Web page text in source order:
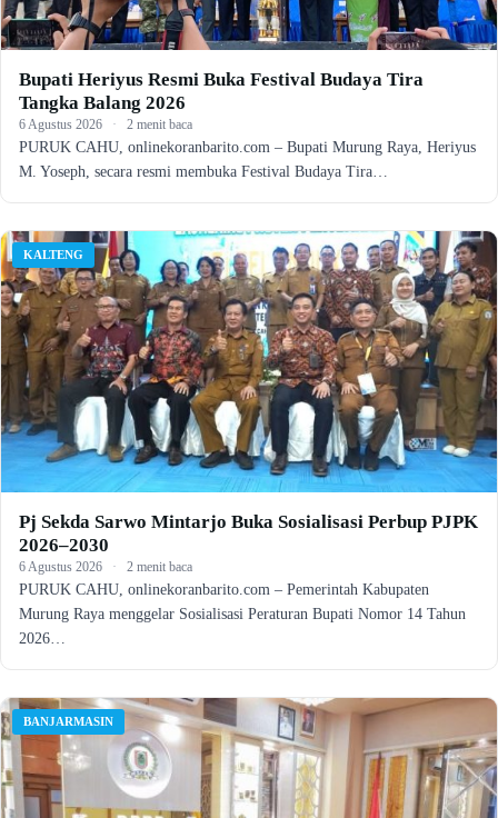
Bupati Heriyus Resmi Buka Festival Budaya Tira
Tangka Balang 2026
6 Agustus 2026 · 2 menit baca
PURUK CAHU, onlinekoranbarito.com – Bupati Murung Raya, Heriyus
M. Yoseph, secara resmi membuka Festival Budaya Tira…
KALTENG
Pj Sekda Sarwo Mintarjo Buka Sosialisasi Perbup PJPK
2026–2030
6 Agustus 2026 · 2 menit baca
PURUK CAHU, onlinekoranbarito.com – Pemerintah Kabupaten
Murung Raya menggelar Sosialisasi Peraturan Bupati Nomor 14 Tahun
2026…
BANJARMASIN